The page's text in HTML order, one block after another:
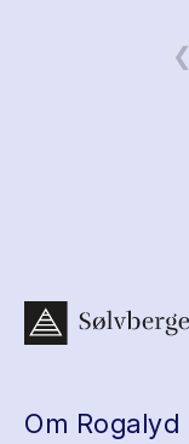
❮
Om Rogalyd